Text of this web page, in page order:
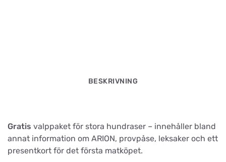
BESKRIVNING
Gratis valppaket för stora hundraser – innehåller bland
annat information om ARION, provpåse, leksaker och ett
presentkort för det första matköpet.